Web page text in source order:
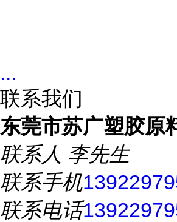
...
联系我们
东莞市苏广塑胶原
联系人 李先生
联系手机
联系电话